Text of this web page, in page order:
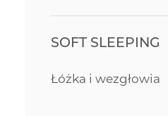
SOFT SLEEPING
Łóżka i wezgłowia